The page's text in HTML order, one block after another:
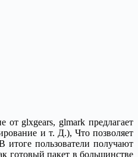
glxgears, glmark предлагает
и т. Д.), Что позволяет
итоге пользователи получают
готовый пакет в большинстве